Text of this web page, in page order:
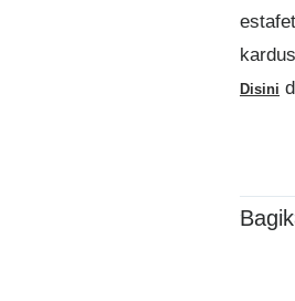
Disini